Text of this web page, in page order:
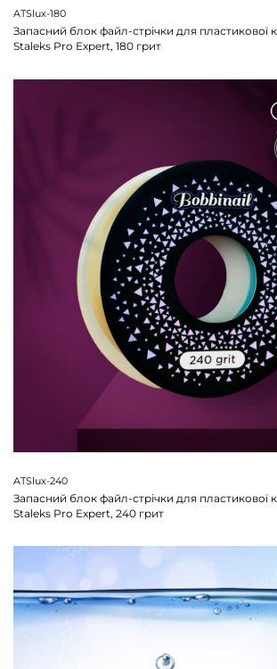
ATSlux-180
Запасний блок файл-стрічки для пластикової
Staleks Pro Expert, 180 грит
ATSlux-240
Запасний блок файл-стрічки для пластикової
Staleks Pro Expert, 240 грит